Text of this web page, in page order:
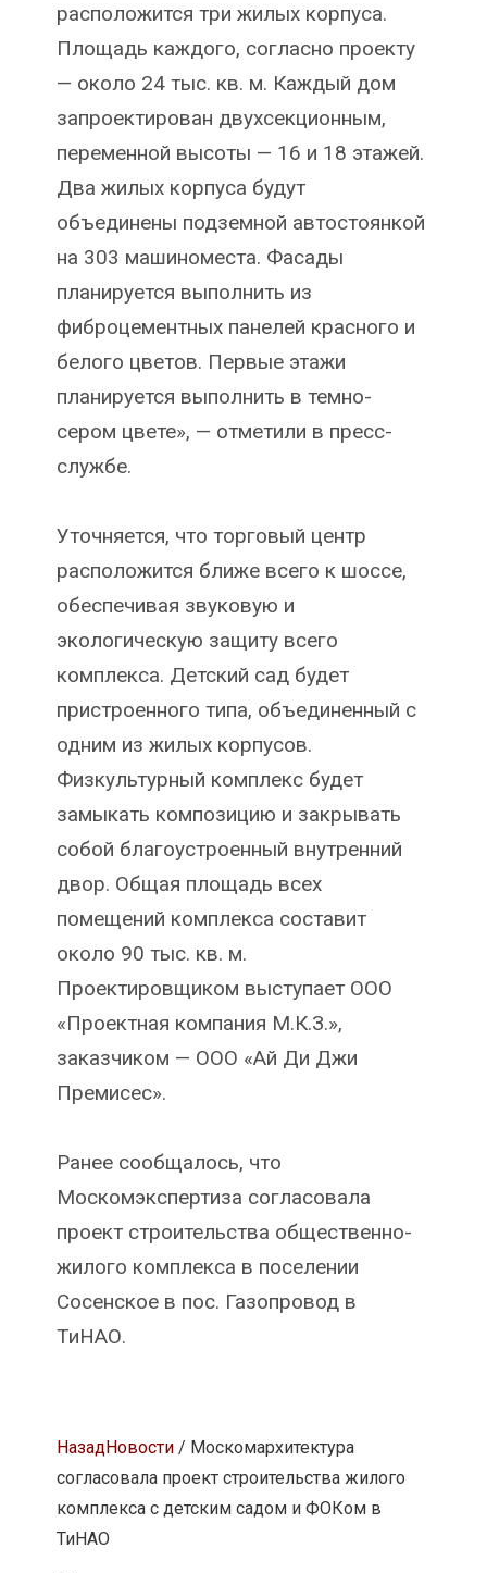
расположится три жилых корпуса.
Площадь каждого, согласно проекту
— около 24 тыс. кв. м. Каждый дом
запроектирован двухсекционным,
переменной высоты — 16 и 18 этажей.
Два жилых корпуса будут
объединены подземной автостоянкой
на 303 машиноместа. Фасады
планируется выполнить из
фиброцементных панелей красного и
белого цветов. Первые этажи
планируется выполнить в темно-
сером цвете», — отметили в пресс-
службе.
Уточняется, что торговый центр
расположится ближе всего к шоссе,
обеспечивая звуковую и
экологическую защиту всего
комплекса. Детский сад будет
пристроенного типа, объединенный с
одним из жилых корпусов.
Физкультурный комплекс будет
замыкать композицию и закрывать
собой благоустроенный внутренний
двор. Общая площадь всех
помещений комплекса составит
около 90 тыс. кв. м.
Проектировщиком выступает ООО
«Проектная компания М.К.З.»,
заказчиком — ООО «Ай Ди Джи
Премисес».
Ранее сообщалось, что
Москомэкспертиза согласовала
проект строительства общественно-
жилого комплекса в поселении
Сосенское в пос. Газопровод в
ТиНАО.
НазадНовости/ Москомархитектура
согласовала проект строительства жилого
комплекса с детским садом и ФОКом в
ТиНАО